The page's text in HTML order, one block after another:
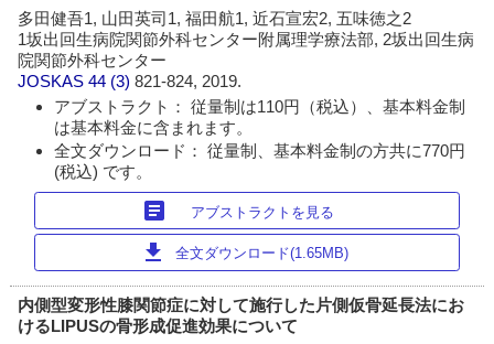
多田健吾1, 山田英司1, 福田航1, 近石宣宏2, 五味徳之2
1坂出回生病院関節外科センター附属理学療法部, 2坂出回生病
院関節外科センター
JOSKAS 44 (3)821-824, 2019.
アブストラクト： 従量制は110円（税込）、基本料金制
は基本料金に含まれます。
全文ダウンロード： 従量制、基本料金制の方共に770円
(税込) です。
article アブストラクトを見る
download 全文ダウンロード(1.65MB)
内側型変形性膝関節症に対して施行した片側仮骨延長法にお
けるLIPUSの骨形成促進効果について